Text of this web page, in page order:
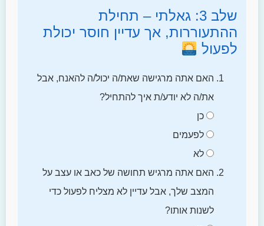
שלב 3: גאלתי – תחילת
ההתעוררות, אך עדיין חוסר יכולת
לפעול
האם אתה מרגישה שאת/ה יכול/ה להאנח, אבל
את/ה לא יודע/ת איך להתחיל?
לפעמים
האם אתה מרגיש תחושה של כאב או עצב על
המצב שלך, אבל עדיין לא מצליח לפעול כדי
לשנות אותו?